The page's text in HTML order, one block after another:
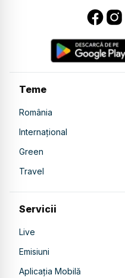
Teme
România
Internațional
Green
Travel
Servicii
Live
Emisiuni
Aplicația Mobilă